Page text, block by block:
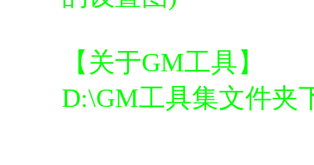
【关于GM工具】
D:\GM工具集文件夹